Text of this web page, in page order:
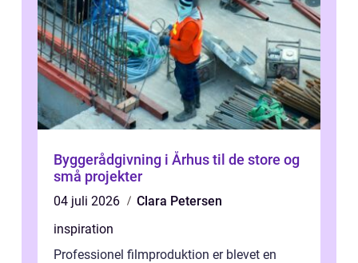
Byggerådgivning i Århus til de store og
små projekter
04 juli 2026
Clara Petersen
inspiration
Professionel filmproduktion er blevet en